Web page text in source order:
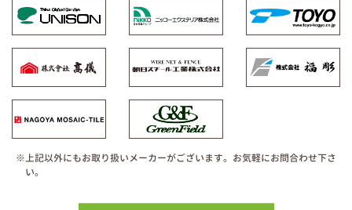
※上記以外にもお取り扱いメーカーがございます。お気軽にお問合わせ下さ
い。